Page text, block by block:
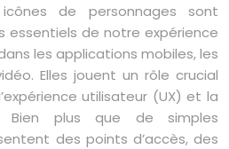
de personnages sont
essentiels de notre expérience
les applications mobiles, les
Elles jouent un rôle crucial
utilisateur (UX) et la
Bien plus que de simples
des points d’accès, des